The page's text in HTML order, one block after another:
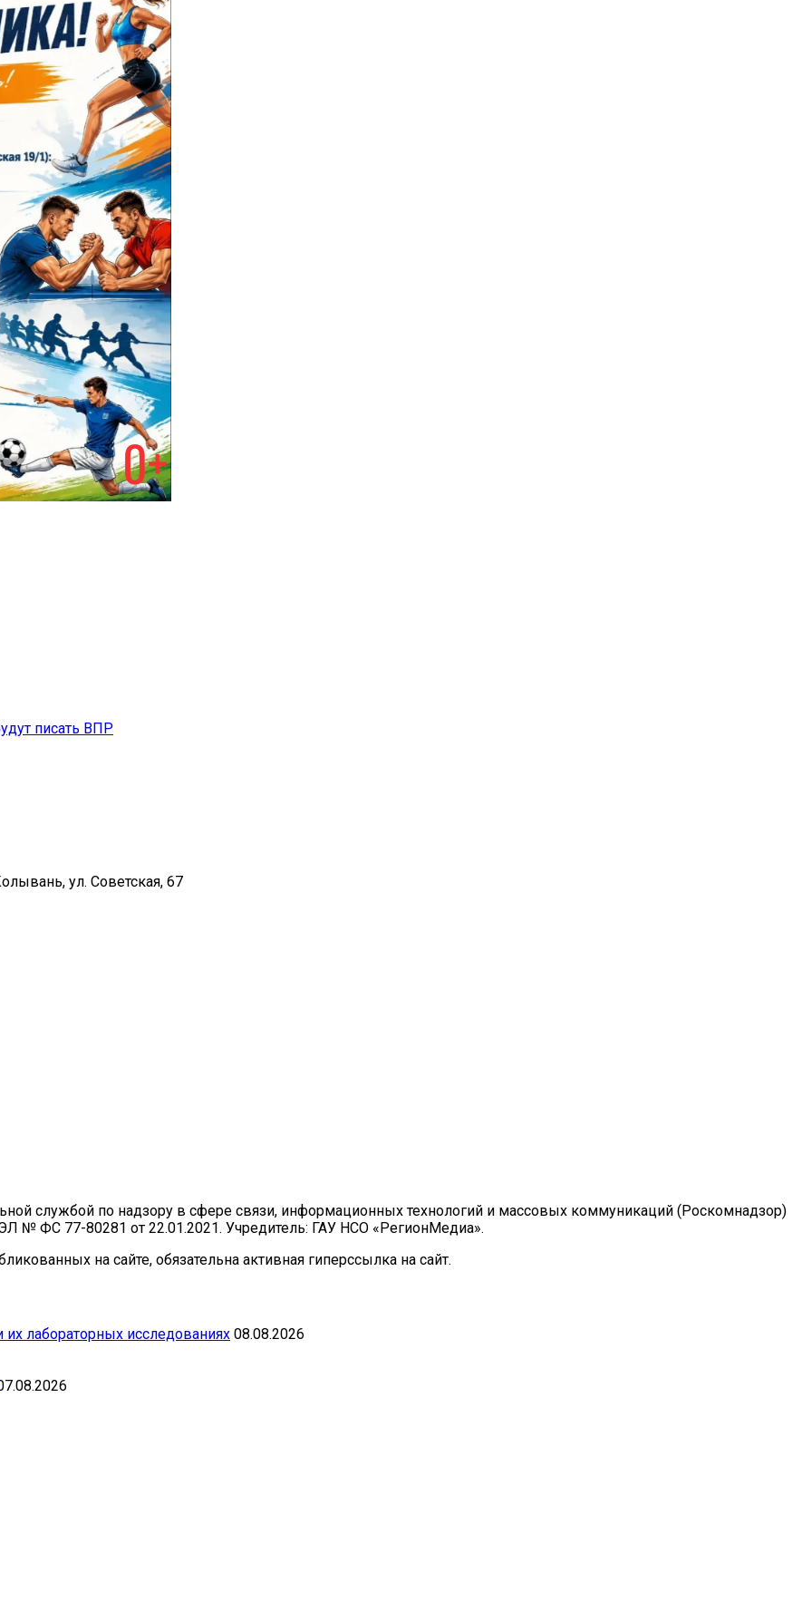
писать ВПР
ул. Советская, 67
службой по надзору в сфере связи, информационных технологий и массовых коммуникаций (Роскомнадзор)
№ ФС 77-80281 от 22.01.2021. Учредитель: ГАУ НСО «РегионМедиа».
на сайте, обязательна активная гиперссылка на сайт.
лабораторных исследованиях 08.08.2026